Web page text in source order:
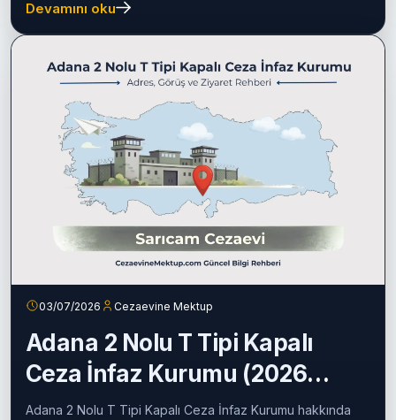
Devamını oku
03/07/2026 Cezaevine Mektup
Adana 2 Nolu T Tipi Kapalı
Ceza İnfaz Kurumu (2026
Güncel Rehber)
Adana 2 Nolu T Tipi Kapalı Ceza İnfaz Kurumu hakkında